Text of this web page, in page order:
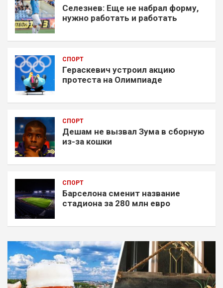
Селезнев: Еще не набрал форму,
нужно работать и работать
СПОРТ
Гераскевич устроил акцию
протеста на Олимпиаде
СПОРТ
Дешам не вызвал Зума в сборную
из-за кошки
СПОРТ
Барселона сменит название
стадиона за 280 млн евро